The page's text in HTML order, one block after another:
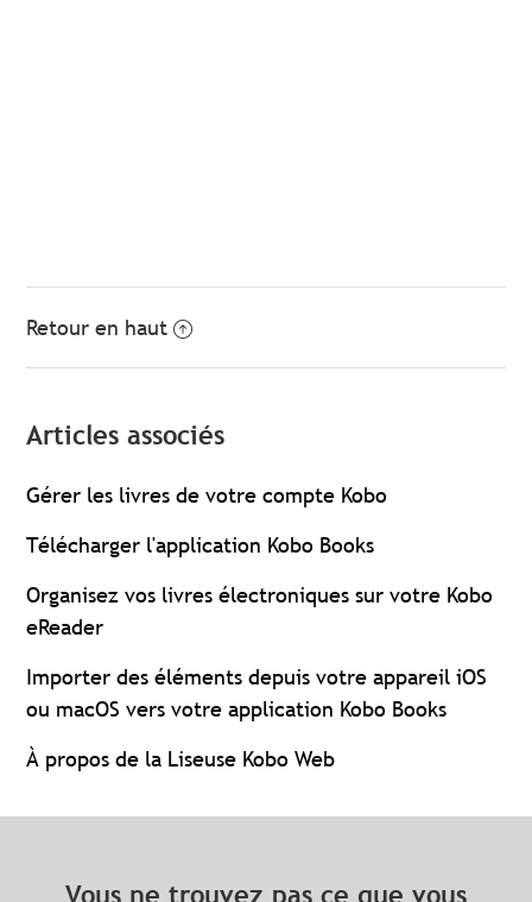
Retour en haut
Articles associés
Gérer les livres de votre compte Kobo
Télécharger l'application Kobo Books
Organisez vos livres électroniques sur votre Kobo
eReader
Importer des éléments depuis votre appareil iOS
ou macOS vers votre application Kobo Books
À propos de la Liseuse Kobo Web
Vous ne trouvez pas ce que vous